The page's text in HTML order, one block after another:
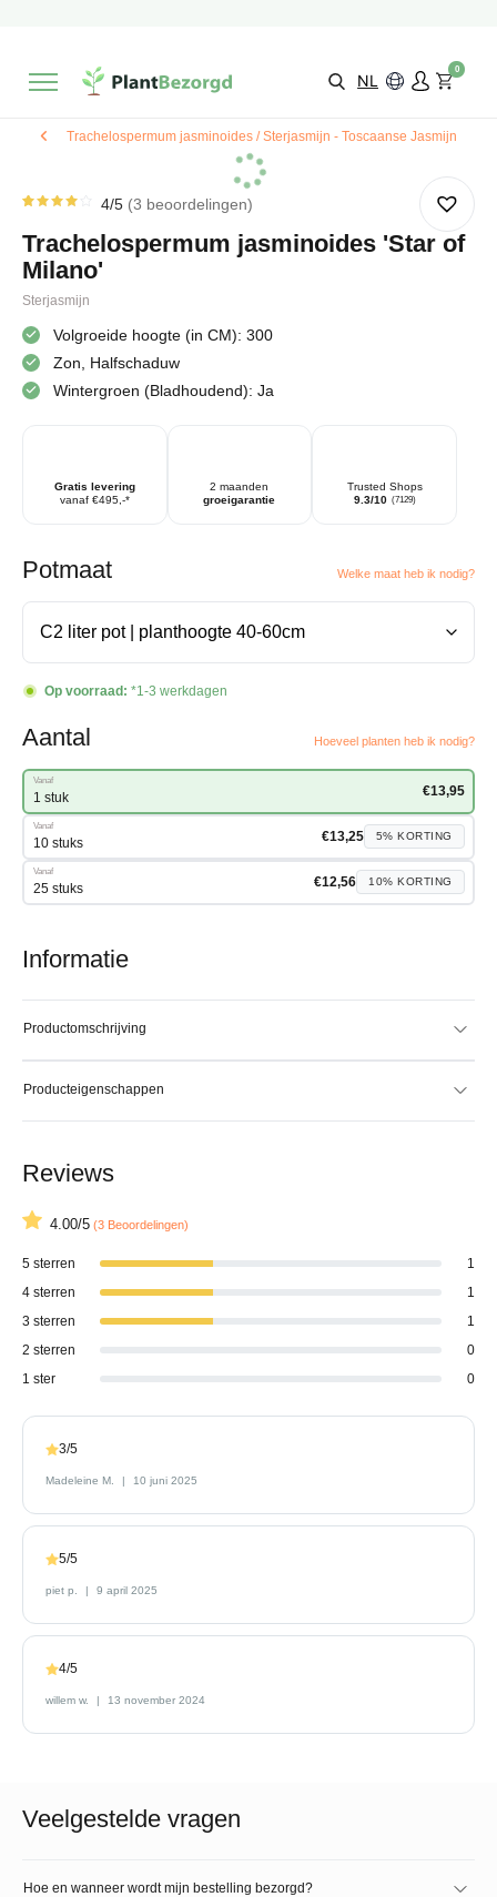
Kies zelf je
bezorgmoment & locatie NL
0
Trachelospermum jasminoides / Sterjasmijn - Toscaanse Jasmijn
op 5
gebaseerd
op
klantbeoordelingen
4/5 3 beoordelingen
Trachelospermum jasminoides 'Star of
Milano'
Sterjasmijn
Volgroeide hoogte (in CM): 300
Zon, Halfschaduw
Wintergroen (Bladhoudend): Ja
Gratis levering
vanaf €495,-*
2 maanden
groeigarantie
Trusted Shops
9.3/10 (7129)
Potmaat Welke maat heb ik nodig?
Op voorraad: *1-3 werkdagen
Aantal Hoeveel planten heb ik nodig?
Vanaf
1 stuk €13,95
Vanaf
10 stuks €13,25 5% KORTING
Vanaf
25 stuks €12,56 10% KORTING
Informatie
Productomschrijving
Producteigenschappen
Reviews
4.00/5 (3 Beoordelingen)
5 sterren
1
4 sterren
1
3 sterren
1
2 sterren
0
1 ster
0
3/5
Madeleine M. 10 juni 2025
5/5
piet p. 9 april 2025
4/5
willem w. 13 november 2024
Veelgestelde vragen
Hoe en wanneer wordt mijn bestelling bezorgd?